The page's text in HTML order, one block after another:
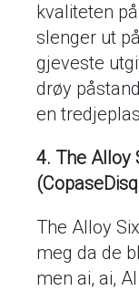
kvaliteten
slenger ut
gjeveste
drøy
en
4. The Alloy
The Alloy
meg da de
men ai, ai,